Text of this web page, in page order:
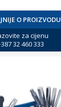
O PROIZVODU
za cijenu
32 460 333